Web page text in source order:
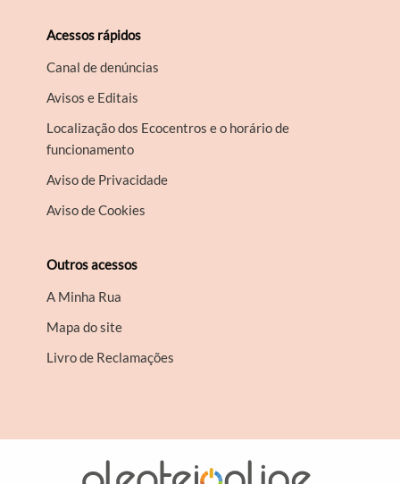
Acessos rápidos
Canal de denúncias
Avisos e Editais
Localização dos Ecocentros e o horário de
funcionamento
Aviso de Privacidade
Aviso de Cookies
Outros acessos
A Minha Rua
Mapa do site
Livro de Reclamações